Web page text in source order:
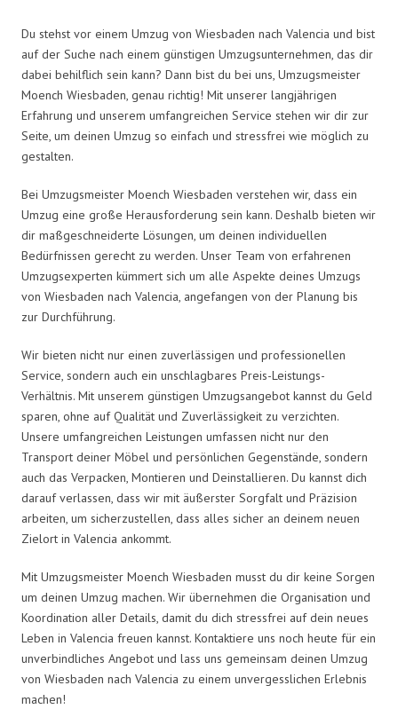
Du stehst vor einem Umzug von Wiesbaden nach Valencia und bist
auf der Suche nach einem günstigen Umzugsunternehmen, das dir
dabei behilflich sein kann? Dann bist du bei uns, Umzugsmeister
Moench Wiesbaden, genau richtig! Mit unserer langjährigen
Erfahrung und unserem umfangreichen Service stehen wir dir zur
Seite, um deinen Umzug so einfach und stressfrei wie möglich zu
gestalten.
Bei Umzugsmeister Moench Wiesbaden verstehen wir, dass ein
Umzug eine große Herausforderung sein kann. Deshalb bieten wir
dir maßgeschneiderte Lösungen, um deinen individuellen
Bedürfnissen gerecht zu werden. Unser Team von erfahrenen
Umzugsexperten kümmert sich um alle Aspekte deines Umzugs
von Wiesbaden nach Valencia, angefangen von der Planung bis
zur Durchführung.
Wir bieten nicht nur einen zuverlässigen und professionellen
Service, sondern auch ein unschlagbares Preis-Leistungs-
Verhältnis. Mit unserem günstigen Umzugsangebot kannst du Geld
sparen, ohne auf Qualität und Zuverlässigkeit zu verzichten.
Unsere umfangreichen Leistungen umfassen nicht nur den
Transport deiner Möbel und persönlichen Gegenstände, sondern
auch das Verpacken, Montieren und Deinstallieren. Du kannst dich
darauf verlassen, dass wir mit äußerster Sorgfalt und Präzision
arbeiten, um sicherzustellen, dass alles sicher an deinem neuen
Zielort in Valencia ankommt.
Mit Umzugsmeister Moench Wiesbaden musst du dir keine Sorgen
um deinen Umzug machen. Wir übernehmen die Organisation und
Koordination aller Details, damit du dich stressfrei auf dein neues
Leben in Valencia freuen kannst. Kontaktiere uns noch heute für ein
unverbindliches Angebot und lass uns gemeinsam deinen Umzug
von Wiesbaden nach Valencia zu einem unvergesslichen Erlebnis
machen!